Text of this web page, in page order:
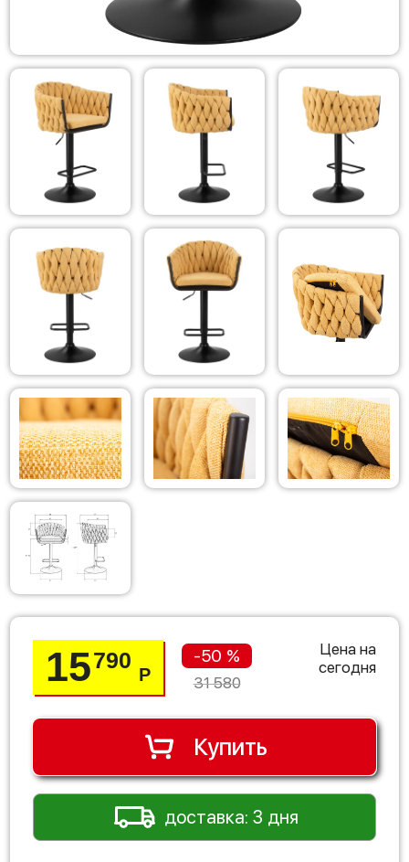
15790
Р
-50 %
31 580
Цена на
сегодня
Купить
доставка: 3 дня